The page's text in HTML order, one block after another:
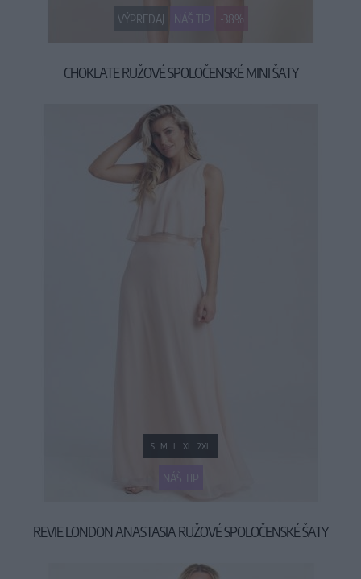
VÝPREDAJ NÁŠ TIP -38%
CHOKLATE RUŽOVÉ SPOLOČENSKÉ MINI ŠATY
79,90 €49,90 €
NÁŠ TIP
S M L XL 2XL
REVIE LONDON ANASTASIA RUŽOVÉ SPOLOČENSKÉ ŠATY
69,90 €